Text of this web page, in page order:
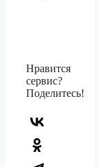
Нравится
сервис?
Поделитесь!